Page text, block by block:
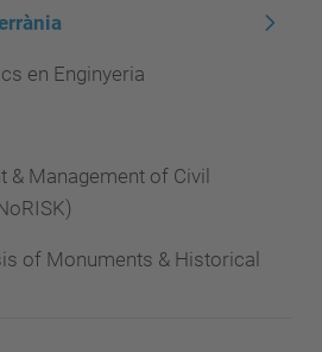
en Enginyeria
& Management of Civil
of Monuments & Historical